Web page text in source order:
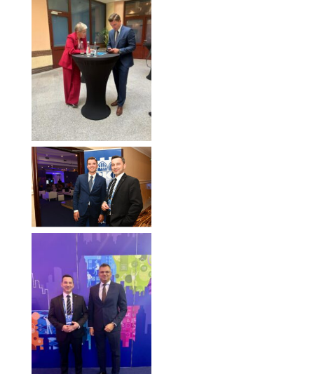
Forum Ekonomiczne
2025
Forum Ekonomiczne
2025
Forum Ekonomiczne